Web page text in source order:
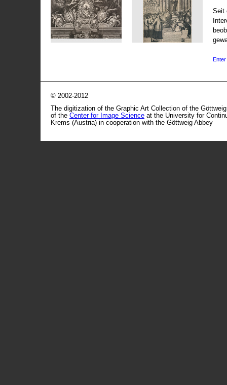
Seit
© 2002-2012
The digitization of the Graphic Art Collection of the
of the Center for Image Science at the University for
Krems (Austria) in cooperation with the Göttweig Abbey